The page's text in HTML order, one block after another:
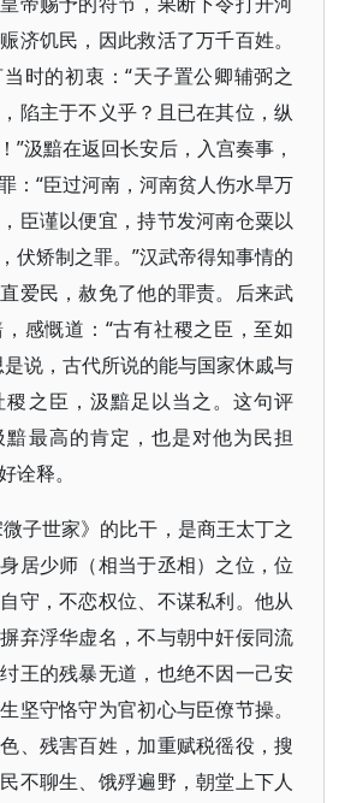
济饥民，因此救活了万千百姓。
时的初衷：“天子置公卿辅弼之
陷主于不义乎？且已在其位，纵
”汲黯在返回长安后，入宫奏事，
：“臣过河南，河南贫人伤水旱万
臣谨以便宜，持节发河南仓粟以
伏矫制之罪。”汉武帝得知事情的
爱民，赦免了他的罪责。后来武
感慨道：“古有社稷之臣，至如
说，古代所说的能与国家休戚与
之臣，汲黯足以当之。这句评
最高的肯定，也是对他为民担
诠释。
子世家》的比干，是商王太丁之
居少师（相当于丞相）之位，位
守，不恋权位、不谋私利。他从
弃浮华虚名，不与朝中奸佞同流
王的残暴无道，也绝不因一己安
坚守恪守为官初心与臣僚节操。
、残害百姓，加重赋税徭役，搜
不聊生、饿殍遍野，朝堂上下人